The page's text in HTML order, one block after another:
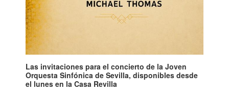
Las invitaciones para el concierto de la Joven
Orquesta Sinfónica de Sevilla, disponibles desde
el lunes en la Casa Revilla